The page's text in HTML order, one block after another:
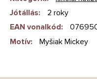
Jótállás:
2 roky
EAN vonalkód:
Motív: Myšiak Mickey